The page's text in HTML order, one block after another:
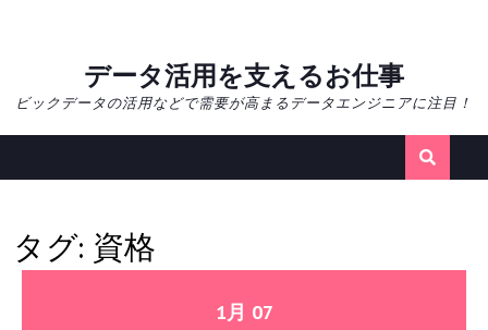
content
データ活用を支えるお仕事
ビックデータの活用などで需要が高まるデータエンジニアに注目！
タグ: 資格
1月 01/07/2022
0701/07/2022